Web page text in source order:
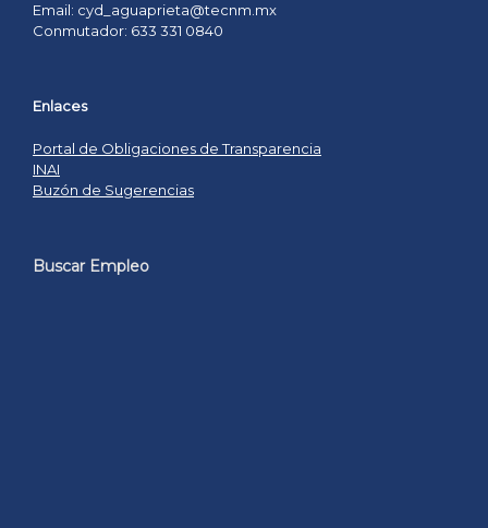
Email: cyd_aguaprieta@tecnm.mx
Conmutador: 633 331 0840
Enlaces
Portal de Obligaciones de Transparencia
INAI
Buzón de Sugerencias
Buscar Empleo